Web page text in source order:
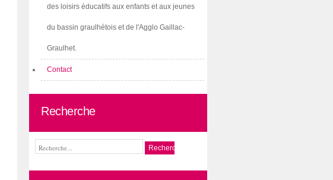
des loisirs éducatifs aux enfants et aux jeunes
du bassin graulhétois et de l'Agglo Gaillac-
Graulhet.
Contact
Recherche